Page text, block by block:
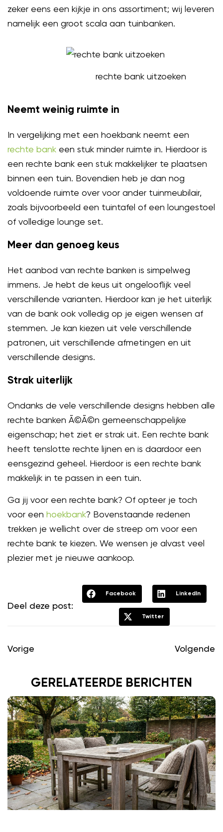
zeker eens een kijkje in ons assortiment; wij leveren
namelijk een groot scala aan tuinbanken.
rechte bank uitzoeken
Neemt weinig ruimte in
In vergelijking met een hoekbank neemt een
rechte bank een stuk minder ruimte in. Hierdoor is
een rechte bank een stuk makkelijker te plaatsen
binnen een tuin. Bovendien heb je dan nog
voldoende ruimte over voor ander tuinmeubilair,
zoals bijvoorbeeld een tuintafel of een loungestoel
of volledige lounge set.
Meer dan genoeg keus
Het aanbod van rechte banken is simpelweg
immens. Je hebt de keus uit ongelooflijk veel
verschillende varianten. Hierdoor kan je het uiterlijk
van de bank ook volledig op je eigen wensen af
stemmen. Je kan kiezen uit vele verschillende
patronen, uit verschillende afmetingen en uit
verschillende designs.
Strak uiterlijk
Ondanks de vele verschillende designs hebben alle
rechte banken Ã©Ã©n gemeenschappelijke
eigenschap; het ziet er strak uit. Een rechte bank
heeft tenslotte rechte lijnen en is daardoor een
eensgezind geheel. Hierdoor is een rechte bank
makkelijk in te passen in een tuin.
Ga jij voor een rechte bank? Of opteer je toch
voor een hoekbank? Bovenstaande redenen
trekken je wellicht over de streep om voor een
rechte bank te kiezen. We wensen je alvast veel
plezier met je nieuwe aankoop.
Deel deze post:
Facebook LinkedIn
Twitter
Vorige Volgende
GERELATEERDE BERICHTEN